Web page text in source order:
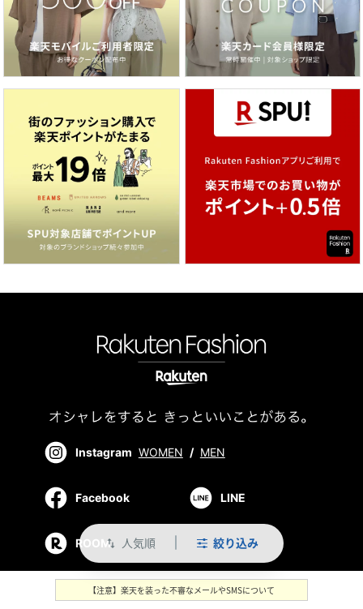
swap_vert 人気順 絞り込み
Instagram WOMEN / MEN
Facebook LINE
ROOM
【注意】楽天を装った不審なメールやSMSについて